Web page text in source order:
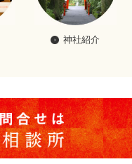
神社紹介